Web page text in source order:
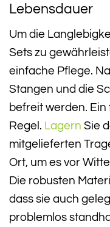
Lebensdauer
Um die
Sets zu
einfache Pflege.
Stangen und die
befreit werden.
Regel. Lagern Sie
mitgelieferten
Ort, um es vor
Die robusten
dass sie auch
problemlos